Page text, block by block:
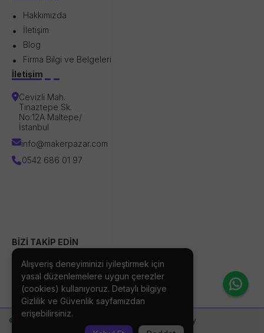
Hakkımızda
İletişim
Blog
Firma Bilgi ve Belgeleri
İletişim
Cevizli Mah.
Tınaztepe Sk.
No:12A Maltepe/
İstanbul
info@makerpazar.com
0542 686 01 97
BİZİ TAKİP EDİN
©2026 Makerpazar | Designed by Bixcod Technology
Alışveriş deneyiminizi iyileştirmek için
yasal düzenlemelere uygun çerezler
(cookies) kullanıyoruz. Detaylı bilgiye
Gizlilik ve Güvenlik sayfamızdan
erişebilirsiniz.